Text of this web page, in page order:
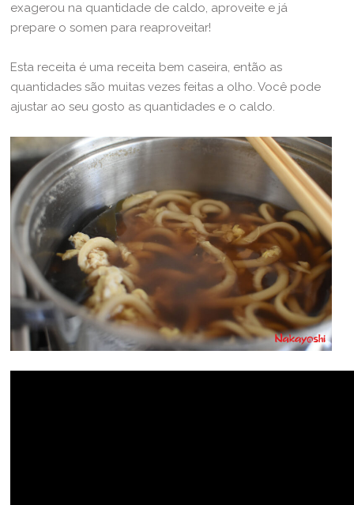
exagerou na quantidade de caldo, aproveite e já
prepare o somen para reaproveitar!
Esta receita é uma receita bem caseira, então as
quantidades são muitas vezes feitas a olho. Você pode
ajustar ao seu gosto as quantidades e o caldo.